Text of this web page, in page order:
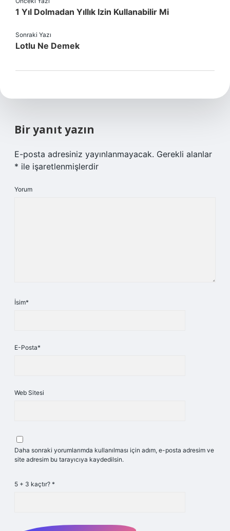
1 Yıl Dolmadan Yıllık Izin Kullanabilir Mi
Sonraki Yazı
Lotlu Ne Demek
Bir yanıt yazın
E-posta adresiniz yayınlanmayacak. Gerekli alanlar
* ile işaretlenmişlerdir
Yorum
İsim*
E-Posta*
Web Sitesi
Daha sonraki yorumlarımda kullanılması için adım, e-posta adresim ve
site adresim bu tarayıcıya kaydedilsin.
5 + 3 kaçtır? *